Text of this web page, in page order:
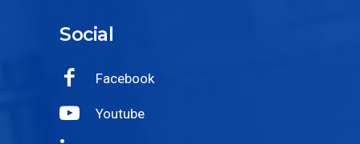
Social
Facebook
Youtube